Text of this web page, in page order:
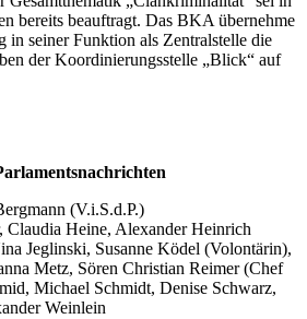
bereits beauftragt. Das BKA übernehme
in seiner Funktion als Zentralstelle die
der Koordinierungsstelle „Blick“ auf
(V.i.S.d.P.)
Claudia Heine, Alexander Heinrich
Jeglinski, Susanne Ködel (Volontärin),
Metz, Sören Christian Reimer (Chef
Michael Schmidt, Denise Schwarz,
Weinlein